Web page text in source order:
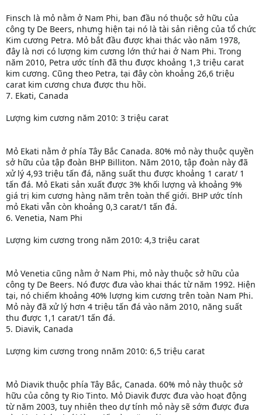
Finsch là mỏ nằm ở Nam Phi, ban đầu nó thuộc sở hữu của
công ty De Beers, nhưng hiện tại nó là tài sản riêng của tổ chức
Kim cương Petra. Mỏ bắt đầu được khai thác vào năm 1978,
đây là nơi có lượng kim cương lớn thứ hai ở Nam Phi. Trong
năm 2010, Petra ước tính đã thu được khoảng 1,3 triệu carat
kim cương. Cũng theo Petra, tại đây còn khoảng 26,6 triệu
carat kim cương chưa được thu hồi.
7. Ekati, Canada
Lượng kim cương năm 2010: 3 triệu carat
Mỏ Ekati nằm ở phía Tây Bắc Canada. 80% mỏ này thuộc quyền
sở hữu của tập đoàn BHP Billiton. Năm 2010, tập đoàn này đã
xử lý 4,93 triệu tấn đá, năng suất thu được khoảng 1 carat/ 1
tấn đá. Mỏ Ekati sản xuất được 3% khối lượng và khoảng 9%
giá trị kim cương hàng năm trên toàn thế giới. BHP ước tính
mỏ Ekati vẫn còn khoảng 0,3 carat/1 tấn đá.
6. Venetia, Nam Phi
Lượng kim cương trong năm 2010: 4,3 triệu carat
Mỏ Venetia cũng nằm ở Nam Phi, mỏ này thuộc sở hữu của
công ty De Beers. Nó được đưa vào khai thác từ năm 1992. Hiện
tại, nó chiếm khoảng 40% lượng kim cương trên toàn Nam Phi.
Mỏ này đã xử lý hơn 4 triệu tấn đá vào năm 2010, năng suất
thu được 1,1 carat/1 tấn đá.
5. Diavik, Canada
Lượng kim cương trong nnăm 2010: 6,5 triệu carat
Mỏ Diavik thuộc phía Tây Bắc, Canada. 60% mỏ này thuộc sở
hữu của công ty Rio Tinto. Mỏ Diavik được đưa vào hoạt động
từ năm 2003, tuy nhiên theo dự tính mỏ này sẽ sớm được đưa